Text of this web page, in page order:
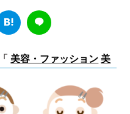
美容・ファッション 美